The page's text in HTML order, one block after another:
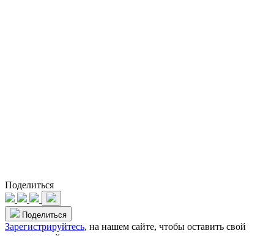
Поделиться
Поделиться
Зарегистрируйтесь, на нашем сайте, чтобы оставить свой